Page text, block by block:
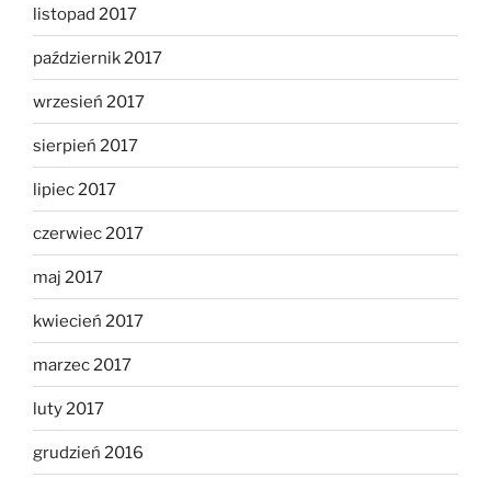
listopad 2017
październik 2017
wrzesień 2017
sierpień 2017
lipiec 2017
czerwiec 2017
maj 2017
kwiecień 2017
marzec 2017
luty 2017
grudzień 2016